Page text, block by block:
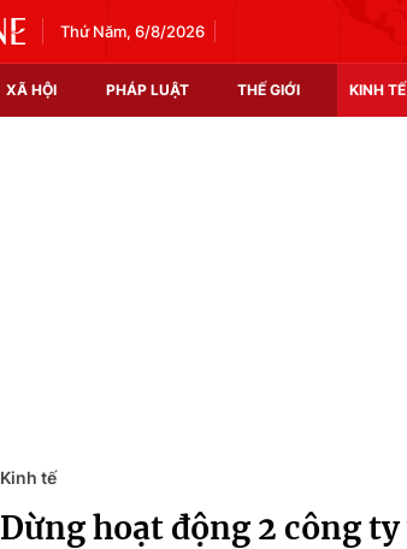
Thứ Năm, 6/8/2026
XÃ HỘI PHÁP LUẬT THẾ GIỚI KINH TẾ
Kinh tế
Dừng hoạt động 2 công